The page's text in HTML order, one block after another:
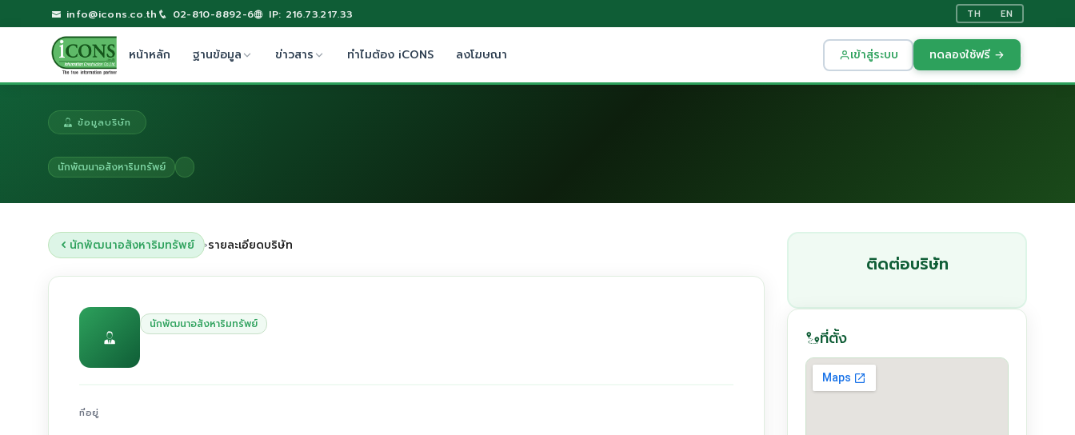
info@icons.co.th 02-810-8892-6 IP: 216.73.217.33 TH EN
หน้าหลัก ฐานข้อมูล ข่าวสาร ทำไมต้อง iCONS ลงโฆษณา เข้าสู่ระบบ ทดลองใช้ฟรี →
ข้อมูลบริษัท
นักพัฒนาอสังหาริมทรัพย์
นักพัฒนาอสังหาริมทรัพย์ ›รายละเอียดบริษัท
นักพัฒนาอสังหาริมทรัพย์
ที่อยู่
ติดต่อบริษัท
ที่ตั้ง